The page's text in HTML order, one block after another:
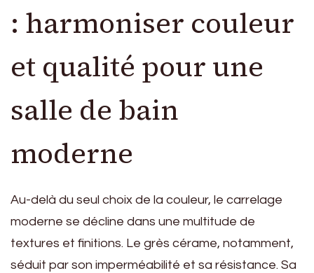
: harmoniser couleur
et qualité pour une
salle de bain
moderne
Au-delà du seul choix de la couleur, le carrelage
moderne se décline dans une multitude de
textures et finitions. Le grès cérame, notamment,
séduit par son imperméabilité et sa résistance. Sa